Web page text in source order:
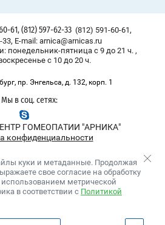
61, (812) 597-62-33 (812) 591-60-61,
33, E-mail: arnica@arnicas.ru
понедельник-пятница с 9 до 21 ч. ,
с 10 до 20 ч.
пр. Энгельса, д. 132, корп. 1
Мы в соц. сетях:
ГОМЕОПАТИИ "АРНИКА"
конфиденциальности
куки и метаданные. Продолжая
свое согласие на обработку
метрической
в соответствии с Политикой